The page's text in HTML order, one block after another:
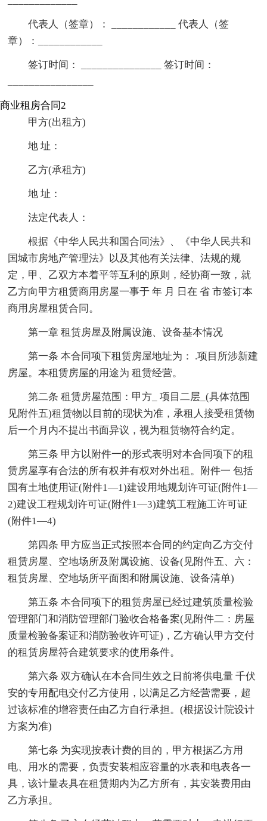
代表人（签章）： ____________ 代表人（签
章）：____________
签订时间： _______________ 签订时间：
商业租房合同2
甲方(出租方)
地 址：
乙方(承租方)
地 址：
法定代表人：
根据《中华人民共和国合同法》、《中华人民共和
国城市房地产管理法》以及其他有关法律、法规的规
定，甲、乙双方本着平等互利的原则，经协商一致，就
乙方向甲方租赁商用房屋一事于 年 月 日在 省 市签订本
商用房屋租赁合同。
第一章 租赁房屋及附属设施、设备基本情况
第一条 本合同项下租赁房屋地址为： .项目所涉新建
房屋。本租赁房屋的用途为 租赁经营。
第二条 租赁房屋范围：甲方_ 项目二层_(具体范围
见附件五)租赁物以目前的现状为准，承租人接受租赁物
后一个月内不提出书面异议，视为租赁物符合约定。
第三条 甲方以附件一的形式表明对本合同项下的租
赁房屋享有合法的所有权并有权对外出租。附件一 包括
国有土地使用证(附件1—1)建设用地规划许可证(附件1—
2)建设工程规划许可证(附件1—3)建筑工程施工许可证
(附件1—4)
第四条 甲方应当正式按照本合同的约定向乙方交付
租赁房屋、空地场所及附属设施、设备(见附件五、六：
租赁房屋、空地场所平面图和附属设施、设备清单)
第五条 本合同项下的租赁房屋已经过建筑质量检验
管理部门和消防管理部门验收合格备案(见附件二：房屋
质量检验备案证和消防验收许可证)，乙方确认甲方交付
的租赁房屋符合建筑要求的使用条件。
第六条 双方确认在本合同生效之日前将供电量 千伏
安的专用配电交付乙方使用，以满足乙方经营需要，超
过该标准的增容责任由乙方自行承担。(根据设计院设计
方案为准)
第七条 为实现按表计费的目的，甲方根据乙方用
电、用水的需要，负责安装相应容量的水表和电表各一
具，该计量表具在租赁期内为乙方所有，其安装费用由
乙方承担。